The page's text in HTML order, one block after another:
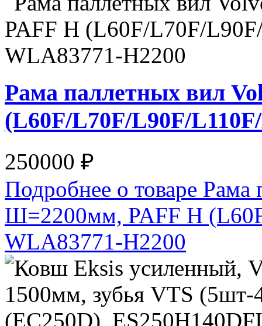
Рама паллетных вил
(L60F/L70F/L90F/
250000 ₽
Подробнее о товаре
Ш=2200мм, PAFF H
WLA83771-H2200